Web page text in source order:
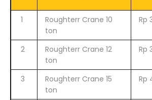
1
Roughterr Crane 10
ton
Rp
2
Roughterr Crane 12
ton
Rp
3
Roughterr Crane 15
ton
Rp